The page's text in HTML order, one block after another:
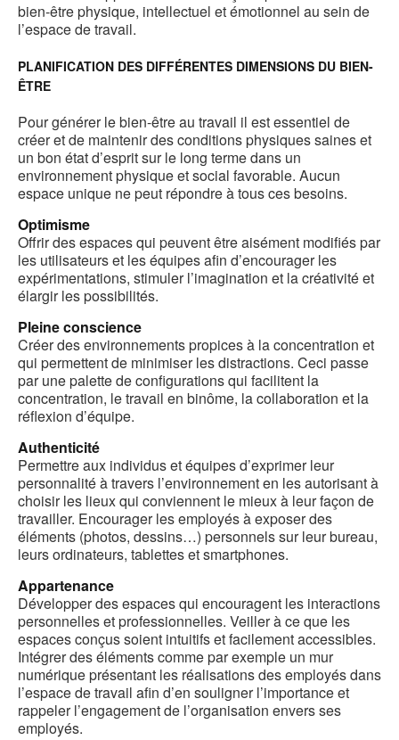
bien-être physique, intellectuel et émotionnel au sein de
l’espace de travail.
PLANIFICATION DES DIFFÉRENTES DIMENSIONS DU BIEN-
ÊTRE
Pour générer le bien-être au travail il est essentiel de
créer et de maintenir des conditions physiques saines et
un bon état d’esprit sur le long terme dans un
environnement physique et social favorable. Aucun
espace unique ne peut répondre à tous ces besoins.
Optimisme
Offrir des espaces qui peuvent être aisément modifiés par
les utilisateurs et les équipes afin d’encourager les
expérimentations, stimuler l’imagination et la créativité et
élargir les possibilités.
Pleine conscience
Créer des environnements propices à la concentration et
qui permettent de minimiser les distractions. Ceci passe
par une palette de configurations qui facilitent la
concentration, le travail en binôme, la collaboration et la
réflexion d’équipe.
Authenticité
Permettre aux individus et équipes d’exprimer leur
personnalité à travers l’environnement en les autorisant à
choisir les lieux qui conviennent le mieux à leur façon de
travailler. Encourager les employés à exposer des
éléments (photos, dessins…) personnels sur leur bureau,
leurs ordinateurs, tablettes et smartphones.
Appartenance
Développer des espaces qui encouragent les interactions
personnelles et professionnelles. Veiller à ce que les
espaces conçus soient intuitifs et facilement accessibles.
Intégrer des éléments comme par exemple un mur
numérique présentant les réalisations des employés dans
l’espace de travail afin d’en souligner l’importance et
rappeler l’engagement de l’organisation envers ses
employés.